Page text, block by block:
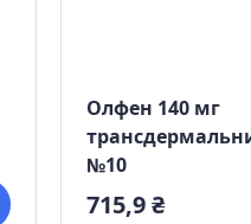
Олфен 140 мг
№10
715,9 ₴